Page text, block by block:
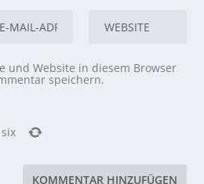
und Website in diesem Browser
speichern.